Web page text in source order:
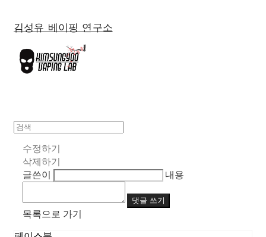
김성유 베이핑 연구소
수정하기
삭제하기
글쓴이
내용
댓글 쓰기
목록으로 가기